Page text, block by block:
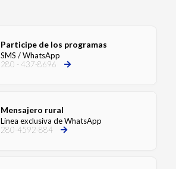
Participe de los programas
SMS / WhatsApp
280 - 437-8696
Mensajero rural
Línea exclusiva de WhatsApp
280-4592-884